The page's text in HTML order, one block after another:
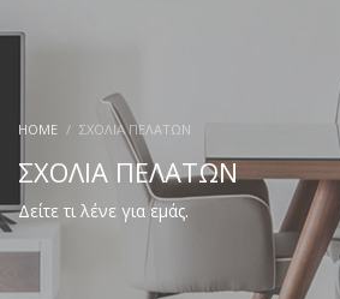
HOME ΣΧΟΛΙΑ ΠΕΛΑΤΩΝ
ΣΧΟΛΙΑ ΠΕΛΑΤΩΝ
Δείτε τι λένε για εμάς.